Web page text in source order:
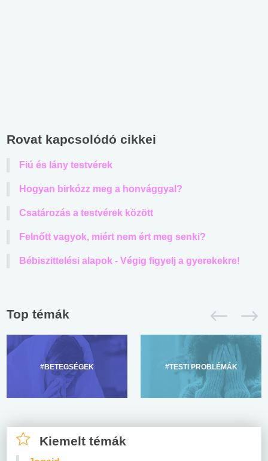
Rovat kapcsolódó cikkei
Fiú és lány testvérek
Hogyan birkózz meg a honvággyal?
Csatározás a testvérek között
Felnőtt vagyok, miért nem ért meg senki?
Bébiszittelési alapok - Végig figyelj a gyerekekre!
Top témák
#BETEGSÉGEK #TESTI PROBLÉMÁK
Kiemelt témák